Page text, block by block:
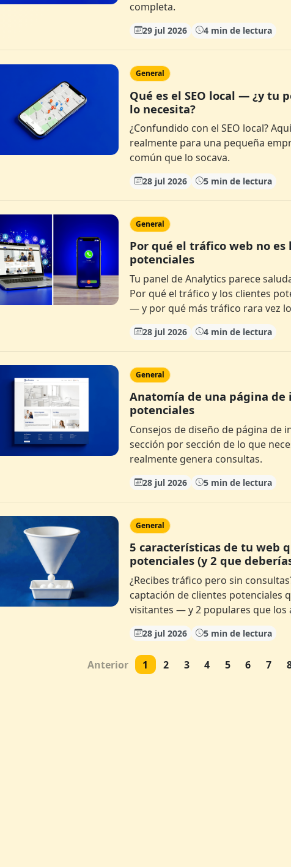
completa.
29 jul 2026 4 min de lectura
General
Qué es el SEO local — ¿y tu
lo necesita?
¿Confundido con el SEO local?
realmente para una pequeña
común que lo socava.
28 jul 2026 5 min de lectura
General
Por qué el tráfico web no
potenciales
Tu panel de Analytics parece
Por qué el tráfico y los clientes
— y por qué más tráfico rara vez
28 jul 2026 4 min de lectura
General
Anatomía de una página
potenciales
Consejos de diseño de página de
sección por sección de lo que
realmente genera consultas.
28 jul 2026 5 min de lectura
General
5 características de tu web
potenciales (y 2 que
¿Recibes tráfico pero sin
captación de clientes potenciales
visitantes — y 2 populares que los
28 jul 2026 5 min de lectura
Anterior 1 2 3 4 5 6 7